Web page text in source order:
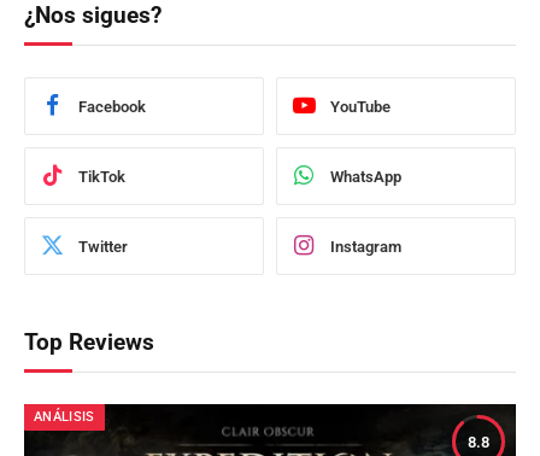
¿Nos sigues?
Facebook YouTube
TikTok WhatsApp
Twitter Instagram
Top Reviews
8.8
ANÁLISIS